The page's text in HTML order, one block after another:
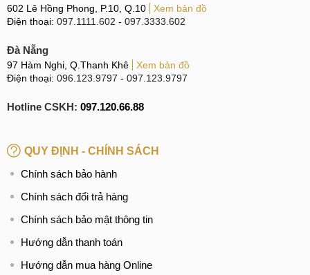
602 Lê Hồng Phong, P.10, Q.10
Xem bản đồ
Điện thoại: 097.1111.602 - 097.3333.602
Đà Nẵng
97 Hàm Nghi, Q.Thanh Khê
Xem bản đồ
Điện thoại: 096.123.9797 - 097.123.9797
Hotline CSKH: 097.120.66.88
QUY ĐỊNH - CHÍNH SÁCH
Chính sách bảo hành
Chính sách đổi trả hàng
Chính sách bảo mật thông tin
Hướng dẫn thanh toán
Hướng dẫn mua hàng Online